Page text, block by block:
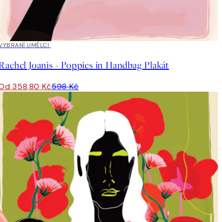
UMĚLCI
Joanis - Poppies in Handbag Plakát
358,80 Kč598 Kč